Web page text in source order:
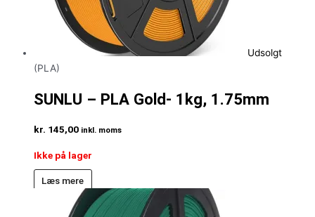
Udsolgt
(PLA)
SUNLU – PLA Gold- 1kg, 1.75mm
kr. 145,00 inkl. moms
Ikke på lager
Læs mere